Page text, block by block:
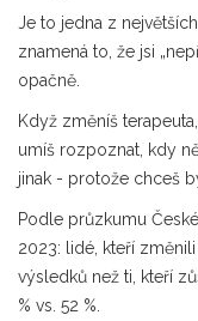
Je to jedna z
znamená to, že jsi
opačně.
Když změníš
umíš rozpoznat, kdy
jinak - protože chceš
Podle průzkumu
2023: lidé, kteří
výsledků než ti, kteří
% vs. 52 %.